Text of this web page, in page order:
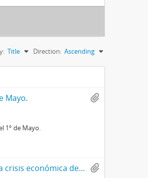
Title Direction: Ascending
Mayo.
1° de Mayo.
Exposición señor Ministro del Trabajo y Previsión Social ante la crisis económica de 1982.